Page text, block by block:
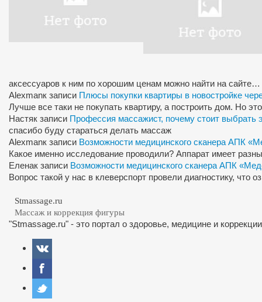
аксессуаров к ним по хорошим ценам можно найти на сайте…
Alexmanк записи Плюсы покупки квартиры в новостройке
Лучше все таки не покупать квартиру, а построить дом. Но
Настяк записи Профессия массажист, почему стоит выбрать
спасибо буду стараться делать массаж
Alexmanк записи Возможности медицинского сканера АПК
Какое именно исследование проводили? Аппарат имеет
Еленак записи Возможности медицинского сканера АПК
Вопрос такой у нас в клеверспорт провели диагностику, что
Stmassage.ru
Массаж и коррекция фигуры
"Stmassage.ru" - это портал о здоровье, медицине и